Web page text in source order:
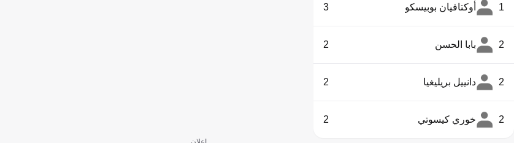
1 أوكتافيان بوبيسكو 3
2 بابا الحسن 2
2 دانييل بريليغيا 2
2 خوري كيسوتي 2